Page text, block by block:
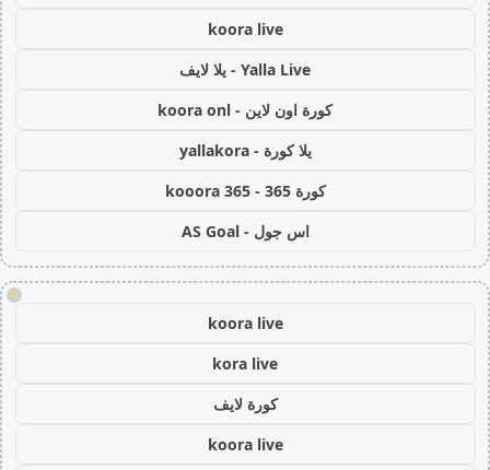
koora live
Yalla Live - يلا لايف
كورة اون لاين - koora onl
يلا كورة - yallakora
كورة 365 - kooora 365
اس جول - AS Goal
!
koora live
kora live
كورة لايف
koora live